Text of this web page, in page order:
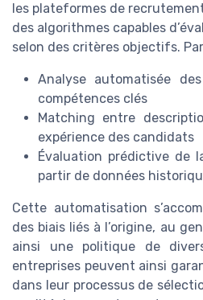
les plateformes de
des algorithmes capables
selon des critères objectifs.
Analyse automatisée
compétences clés
Matching entre
expérience des candidats
Évaluation prédictive de
partir de données
Cette automatisation
des biais liés à l’origine, au
ainsi une politique de
entreprises peuvent ainsi
dans leur processus de